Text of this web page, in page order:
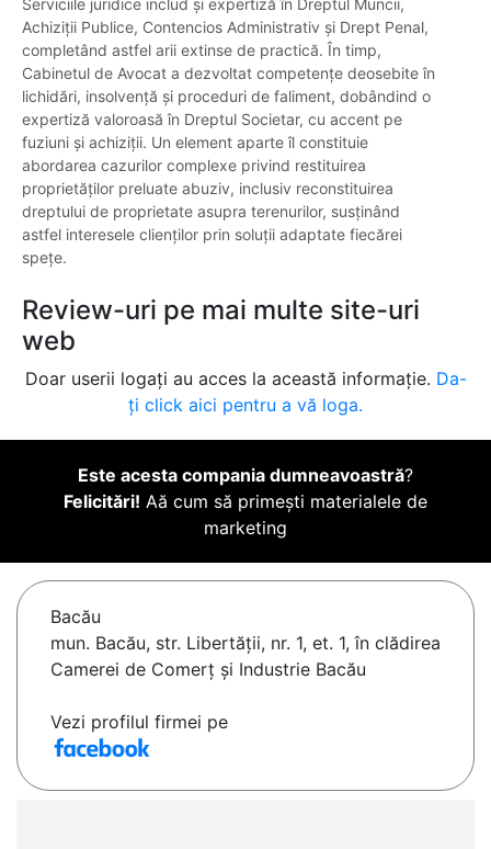
Serviciile juridice includ și expertiză în Dreptul Muncii,
Achiziții Publice, Contencios Administrativ și Drept Penal,
completând astfel arii extinse de practică. În timp,
Cabinetul de Avocat a dezvoltat competențe deosebite în
lichidări, insolvență și proceduri de faliment, dobândind o
expertiză valoroasă în Dreptul Societar, cu accent pe
fuziuni și achiziții. Un element aparte îl constituie
abordarea cazurilor complexe privind restituirea
proprietăților preluate abuziv, inclusiv reconstituirea
dreptului de proprietate asupra terenurilor, susținând
astfel interesele clienților prin soluții adaptate fiecărei
spețe.
Review-uri pe mai multe site-uri
web
Doar userii logați au acces la această informație. Da-
ți click aici pentru a vă loga.
Este acesta compania dumneavoastră?
Felicitări! Aă cum să primești materialele de
marketing
Bacău
mun. Bacău, str. Libertății, nr. 1, et. 1, în clădirea
Camerei de Comerț și Industrie Bacău
Vezi profilul firmei pe